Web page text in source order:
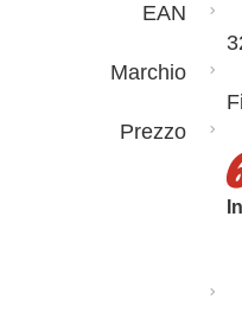
EAN
Marchio
Prezzo